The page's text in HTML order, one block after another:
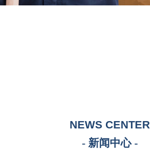
NEWS CENTER
- 新闻中心 -